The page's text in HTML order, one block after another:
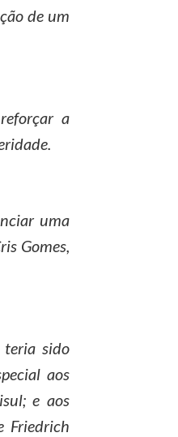
de um
a
uma
Gomes,
teria sido
aos
e aos
Friedrich